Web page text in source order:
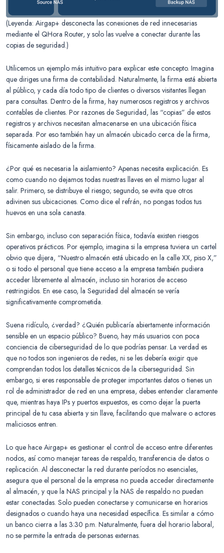
(Leyenda: Airgap+ desconecta las conexiones de red innecesarias
mediante el QHora Router, y solo las vuelve a conectar durante las
copias de seguridad.)
Utilicemos un ejemplo más intuitivo para explicar este concepto. Imagina
que diriges una firma de contabilidad. Naturalmente, la firma está abierta
al público, y cada día todo tipo de clientes o diversos visitantes llegan
para consultas. Dentro de la firma, hay numerosos registros y archivos
contables de clientes. Por razones de Seguridad, las “copias” de estos
registros y archivos necesitan almacenarse en una ubicación física
separada. Por eso también hay un almacén ubicado cerca de la firma,
físicamente aislado de la firma.
¿Por qué es necesaria la aislamiento? Apenas necesita explicación. Es
como cuando no dejamos todas nuestras llaves en el mismo lugar al
salir. Primero, se distribuye el riesgo; segundo, se evita que otros
adivinen sus ubicaciones. Como dice el refrán, no pongas todos tus
huevos en una sola canasta.
Sin embargo, incluso con separación física, todavía existen riesgos
operativos prácticos. Por ejemplo, imagina si la empresa tuviera un cartel
obvio que dijera, “Nuestro almacén está ubicado en la calle XX, piso X,”
o si todo el personal que tiene acceso a la empresa también pudiera
acceder libremente al almacén, incluso sin horarios de acceso
restringidos. En ese caso, la Seguridad del almacén se vería
significativamente comprometida.
Suena ridículo, ¿verdad? ¿Quién publicaría abiertamente información
sensible en un espacio público? Bueno, hay más usuarios con poca
conciencia de ciberseguridad de lo que podrías pensar. La verdad es
que no todos son ingenieros de redes, ni se les debería exigir que
comprendan todos los detalles técnicos de la ciberseguridad. Sin
embargo, si eres responsable de proteger importantes datos o tienes un
rol de administrador de red en una empresa, debes entender claramente
que, mientras haya IPs y puertos expuestos, es como dejar la puerta
principal de tu casa abierta y sin llave, facilitando que malware o actores
maliciosos entren.
Lo que hace Airgap+ es gestionar el control de acceso entre diferentes
nodos, así como manejar tareas de respaldo, transferencia de datos o
replicación. Al desconectar la red durante períodos no esenciales,
asegura que el personal de la empresa no pueda acceder directamente
al almacén, y que la NAS principal y la NAS de respaldo no puedan
estar conectadas. Solo pueden conectarse y comunicarse en horarios
designados o cuando haya una necesidad específica. Es similar a cómo
un banco cierra a las 3:30 p.m. Naturalmente, fuera del horario laboral,
no se permite la entrada de personas externas.